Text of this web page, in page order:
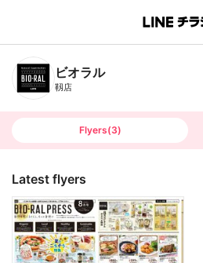
B
n
T
ビオラル
靱店
Flyers(3)
Latest flyers